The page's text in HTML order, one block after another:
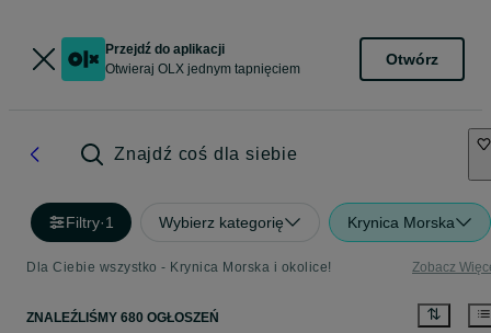
Przejdź do aplikacji
Otwieraj OLX jednym tapnięciem
Otwórz
Znajdź coś dla siebie
Filtry·1 Wybierz kategorię Krynica Morska
Dla Ciebie wszystko - Krynica Morska i okolice! Zobacz
ZNALEŹLIŚMY 680 OGŁOSZEŃ